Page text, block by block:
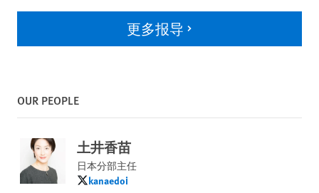
更多报导
OUR PEOPLE
土井香苗
日本分部主任
kanaedoi
kanaedoi